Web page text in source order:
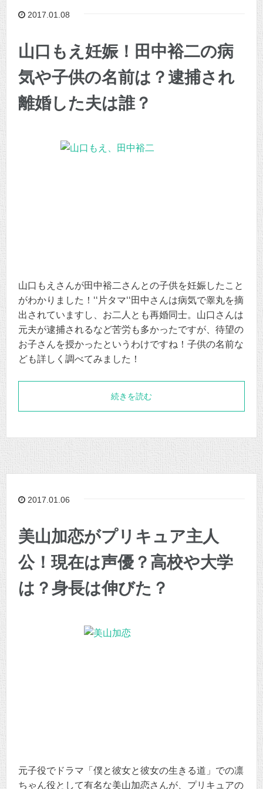
2017.01.08
山口もえ妊娠！田中裕二の病
気や子供の名前は？逮捕され
離婚した夫は誰？
山口もえさんが田中裕二さんとの子供を妊娠したこと
がわかりました！‘‘片タマ‘‘田中さんは病気で睾丸を摘
出されていますし、お二人とも再婚同士。山口さんは
元夫が逮捕されるなど苦労も多かったですが、待望の
お子さんを授かったというわけですね！子供の名前な
ども詳しく調べてみました！
続きを読む
2017.01.06
美山加恋がプリキュア主人
公！現在は声優？高校や大学
は？身長は伸びた？
元子役でドラマ「僕と彼女と彼女の生きる道」での凛
ちゃん役として有名な美山加恋さんが、プリキュアの